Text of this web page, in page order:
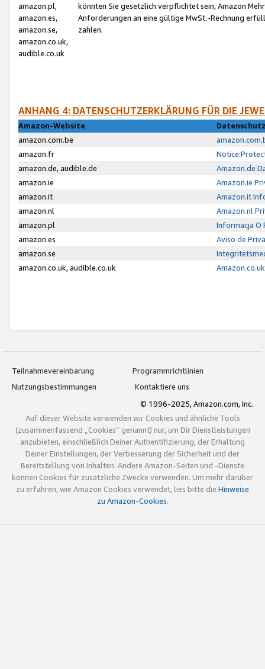
amazon.pl,
amazon.es,
amazon.se,
amazon.co.uk,
audible.co.uk
könnten Sie gesetzlich verpflichtet sein, Amazon
Anforderungen an eine gültige MwSt.-Rechnung
zahlen.
ANHANG 4: DATENSCHUTZERKLÄRUNG FÜR DIE
Amazon-Website
amazon.com.be
amazon.fr
amazon.de, audible.de
Amazon.de
amazon.ie
Amazon.ie
amazon.it
Amazon.it
amazon.nl
Amazon.nl
amazon.pl
Informacja O
amazon.es
Aviso de
amazon.se
amazon.co.uk, audible.co.uk
Teilnahmevereinbarung
Programmrichtlinien
Nutzungsbestimmungen
Kontaktiere uns
© 1996-2025, Amazon.com, Inc.
Auf dieser Website verwenden wir Cookies und ähnliche Tools
(zusammenfassend „Cookies“ genannt) nur, um Dir Dienstleistungen
anzubieten, einschließlich Deiner Authentifizierung, der Erhaltung
Deiner Einstellungen, der Verbesserung der Sicherheit und der
Bereitstellung von Inhalten. Andere Amazon-Seiten und -Dienste
können Cookies für zusätzliche Zwecke verwenden. Um mehr darüber
zu erfahren, wie Amazon Cookies verwendet, lies bitte die Hinweise
zu Amazon-Cookies.